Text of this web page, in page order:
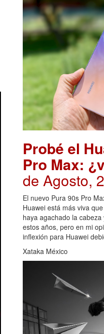
Probé el
Pro Max:
de Agosto,
El nuevo Pura 90s Pro
Huawei está más viva
haya agachado la
estos años, pero en mi
inflexión para Huawei
Xataka México